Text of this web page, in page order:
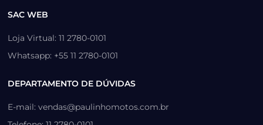
SAC WEB
Loja Virtual: 11 2780-0101
Whatsapp: +55 11 2780-0101
DEPARTAMENTO DE DÚVIDAS
E-mail: vendas@paulinhomotos.com.br